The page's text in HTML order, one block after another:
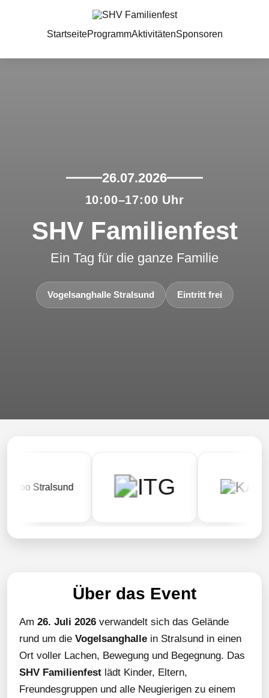
StartseiteProgrammAktivitätenSponsoren
26.07.2026
10:00–17:00 Uhr
SHV Familienfest
Ein Tag für die ganze Familie
Vogelsanghalle Stralsund Eintritt frei
Über das Event
Am 26. Juli 2026 verwandelt sich das Gelände
rund um die Vogelsanghalle in Stralsund in einen
Ort voller Lachen, Bewegung und Begegnung. Das
SHV Familienfest lädt Kinder, Eltern,
Freundesgruppen und alle Neugierigen zu einem